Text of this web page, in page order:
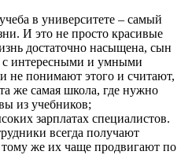
в университете – самый
И это не просто красивые
достаточно насыщена, сын
с интересными и умными
понимают этого и считают,
же самая школа, где нужно
из учебников;
зарплатах специалистов.
всегда получают
тому же их чаще продвигают по